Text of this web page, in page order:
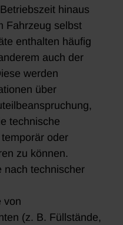
hinaus
Fahrzeug selbst
enthalten häufig
auch der
werden
über
technische
oder
zu können.
nach technischer
von
(z. B. Füllstände,